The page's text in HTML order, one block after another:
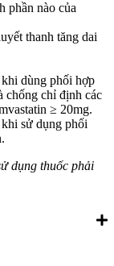
phần nào của
thanh tăng dai
dùng phối hợp
chống chỉ định các
≥ 20mg.
sử dụng phối
dụng thuốc phải